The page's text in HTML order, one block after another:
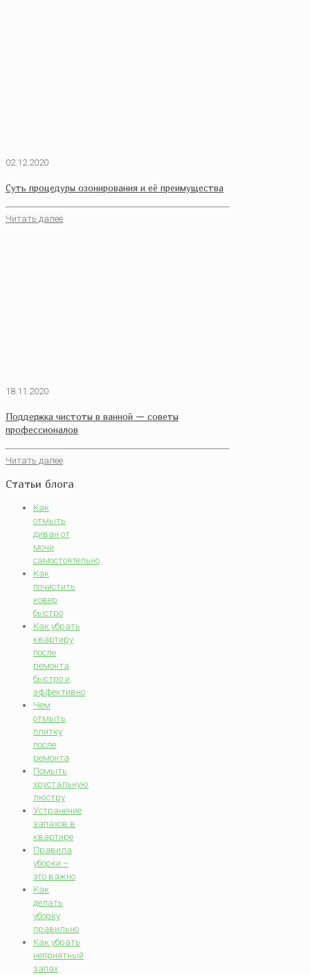
02.12.2020
Суть процедуры озонирования и её преимущества
Читать далее
18.11.2020
Поддержка чистоты в ванной — советы
профессионалов
Читать далее
Статьи блога
Как
отмыть
диван от
мочи
самостоятельно
Как
почистить
ковер
быстро
Как убрать
квартиру
после
ремонта
быстро и
эффективно
Чем
отмыть
плитку
после
ремонта
Помыть
хрустальную
люстру
Устранение
запахов в
квартире
Правила
уборки –
это важно
Как
делать
уборку
правильно
Как убрать
неприятный
запах